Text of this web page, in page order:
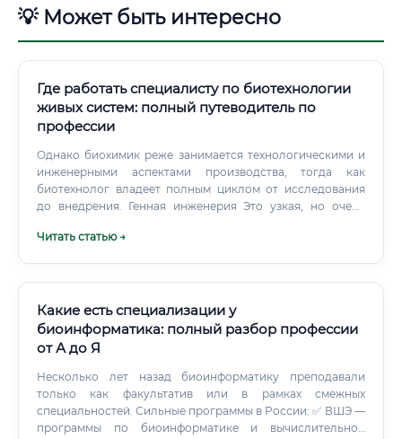
💡 Может быть интересно
Где работать специалисту по биотехнологии
живых систем: полный путеводитель по
профессии
Однако биохимик реже занимается технологическими и
инженерными аспектами производства, тогда как
биотехнолог владеет полным циклом от исследования
до внедрения. Генная инженерия Это узкая, но очень
работает непосредственно с генетическим материалом
Cas9.
Читать статью →
Какие есть специализации у
биоинформатика: полный разбор профессии
от А до Я
Несколько лет назад биоинформатику преподавали
только как факультатив или в рамках смежных
специальностей. Сильные программы в России: ✅ ВШЭ —
программы по биоинформатике и вычислительной